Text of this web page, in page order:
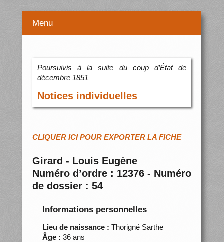
Menu
Poursuivis à la suite du coup d’État de
décembre 1851
Notices individuelles
CLIQUER ICI POUR EXPORTER LA FICHE
Girard - Louis Eugène
Numéro d’ordre : 12376 - Numéro
de dossier : 54
Informations personnelles
Lieu de naissance : Thorigné Sarthe
Âge : 36 ans